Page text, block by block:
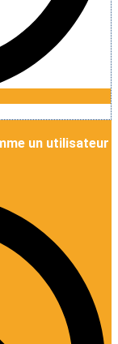
un utilisateur